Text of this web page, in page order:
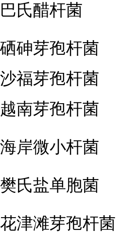
巴氏醋杆菌
硒砷芽孢杆菌
沙福芽孢杆菌
越南芽孢杆菌
海岸微小杆菌
樊氏盐单胞菌
花津滩芽孢杆菌